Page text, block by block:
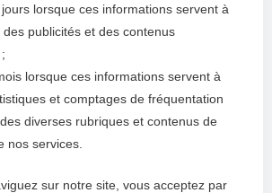
lorsque ces informations servent à
publicités et des contenus
lorsque ces informations servent à
et comptages de fréquentation
diverses rubriques et contenus de
nos services.
sur notre site, vous acceptez par